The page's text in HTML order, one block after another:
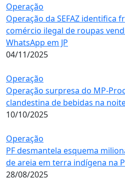
Operação
Operação da SEFAZ identifica
comércio ilegal de roupas
WhatsApp em JP
04/11/2025
Operação
Operação surpresa do MP-
clandestina de bebidas na
10/10/2025
Operação
PF desmantela esquema
de areia em terra indígena na
28/08/2025